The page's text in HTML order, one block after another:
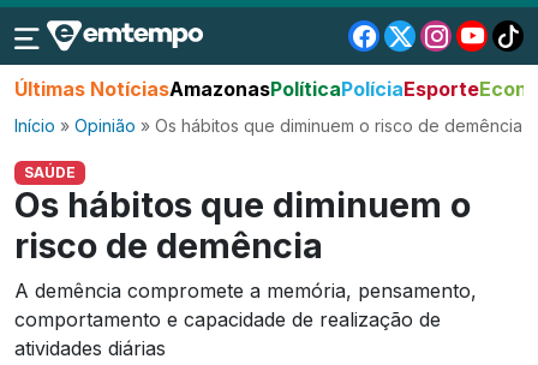
Últimas NotíciasAmazonasPolíticaPolíciaEsporte
Início » Opinião » Os hábitos que diminuem o risco de demência
SAÚDE
Os hábitos que diminuem o
risco de demência
A demência compromete a memória, pensamento,
comportamento e capacidade de realização de
atividades diárias